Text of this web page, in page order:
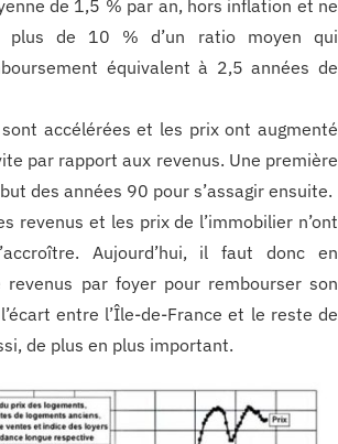
de 1,5 % par an, hors inflation et ne
plus de 10 % d’un ratio moyen qui
équivalent à 2,5 années de
accélérées et les prix ont augmenté
par rapport aux revenus. Une première
des années 90 pour s’assagir ensuite.
revenus et les prix de l’immobilier n’ont
Aujourd’hui, il faut donc en
par foyer pour rembourser son
entre l’Île-de-France et le reste de
de plus en plus important.